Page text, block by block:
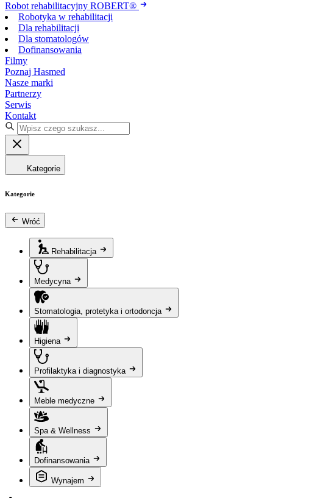
Robot rehabilitacyjny ROBERT®
Robotyka w rehabilitacji
Dla rehabilitacji
Dla stomatologów
Dofinansowania
Filmy
Poznaj Hasmed
Nasze marki
Partnerzy
Serwis
Kontakt
Kategorie
Kategorie
Wróć
Rehabilitacja
Medycyna
Stomatologia, protetyka i ortodoncja
Higiena
Profilaktyka i diagnostyka
Meble medyczne
Spa & Wellness
Dofinansowania
Wynajem